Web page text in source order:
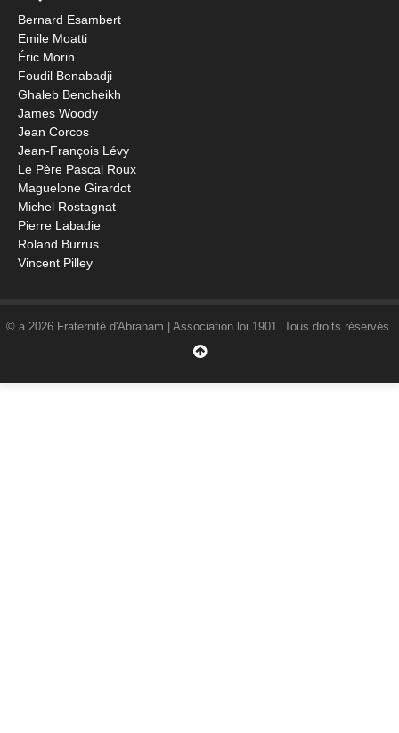
Bernard Esambert
Emile Moatti
Éric Morin
Foudil Benabadji
Ghaleb Bencheikh
James Woody
Jean Corcos
Jean-François Lévy
Le Père Pascal Roux
Maguelone Girardot
Michel Rostagnat
Pierre Labadie
Roland Burrus
Vincent Pilley
© a 2026 Fraternité d'Abraham | Association loi 1901. Tous droits réservés.